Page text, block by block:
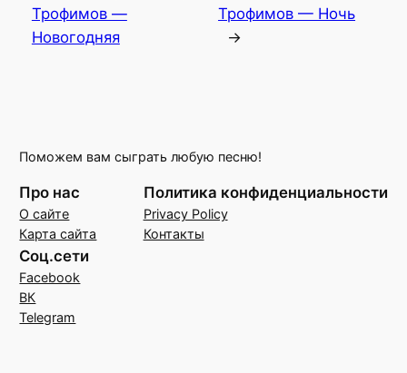
Трофимов —
Новогодняя
Трофимов — Ночь
→
Поможем вам сыграть любую песню!
Про нас
О сайте
Карта сайта
Политика конфиденциальности
Privacy Policy
Контакты
Соц.сети
Facebook
ВК
Telegram